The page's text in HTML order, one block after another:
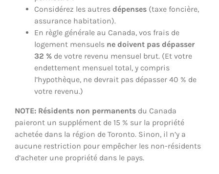
Considérez les autres dépenses (taxe foncière,
assurance habitation).
En règle générale au Canada, vos frais de
logement mensuels ne doivent pas dépasser
32 % de votre revenu mensuel brut. (Et votre
endettement mensuel total, y compris
l’hypothèque, ne devrait pas dépasser 40 % de
votre revenu.)
NOTE: Résidents non permanents du Canada
paieront un supplément de 15 % sur la propriété
achetée dans la région de Toronto. Sinon, il n’y a
aucune restriction pour empêcher les non-résidents
d’acheter une propriété dans le pays.